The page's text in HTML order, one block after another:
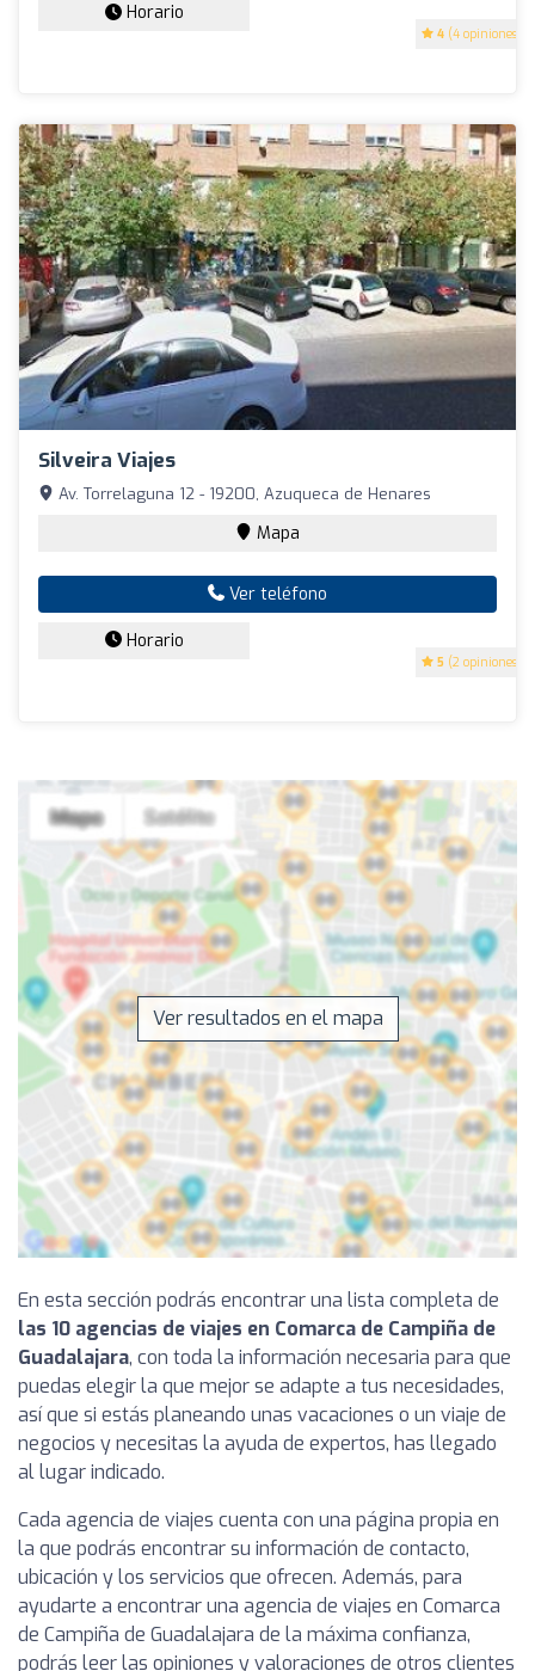
4 (4 opiniones)
Horario
Silveira Viajes
5 (2 opiniones)
Av. Torrelaguna 12 - 19200, Azuqueca de Henares
Mapa
Ver teléfono
Horario
Ver resultados en el mapa
En esta sección podrás encontrar una lista completa de
las 10 agencias de viajes en Comarca de Campiña de
Guadalajara, con toda la información necesaria para que
puedas elegir la que mejor se adapte a tus necesidades,
así que si estás planeando unas vacaciones o un viaje de
negocios y necesitas la ayuda de expertos, has llegado
al lugar indicado.
Cada agencia de viajes cuenta con una página propia en
la que podrás encontrar su información de contacto,
ubicación y los servicios que ofrecen. Además, para
ayudarte a encontrar una agencia de viajes en Comarca
de Campiña de Guadalajara de la máxima confianza,
podrás leer las opiniones y valoraciones de otros clientes